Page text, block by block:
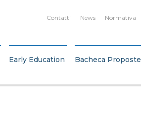
Contatti News Normativa
Early Education Bacheca Proposte